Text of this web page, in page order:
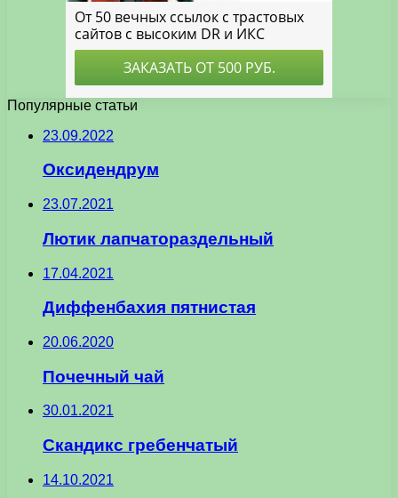
Популярные статьи
23.09.2022
Оксидендрум
23.07.2021
Лютик лапчатораздельный
17.04.2021
Диффенбахия пятнистая
20.06.2020
Почечный чай
30.01.2021
Скандикс гребенчатый
14.10.2021